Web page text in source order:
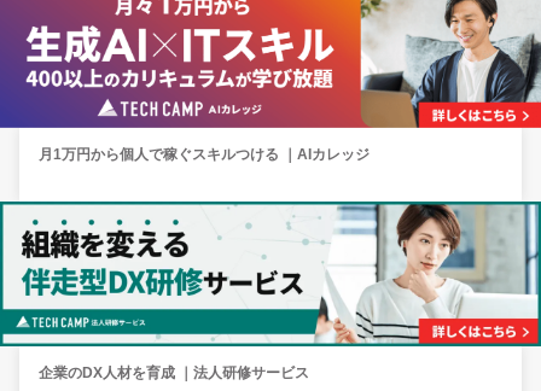
月1万円から個人で稼ぐスキルつける ｜AIカレッジ
企業のDX人材を育成 ｜法人研修サービス